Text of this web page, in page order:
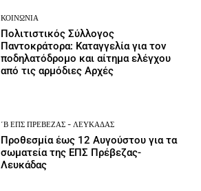
ΚΟΙΝΩΝΙΑ
Πολιτιστικός Σύλλογος
Παντοκράτορα: Καταγγελία για τον
ποδηλατόδρομο και αίτημα ελέγχου
από τις αρμόδιες Αρχές
΄Β ΕΠΣ ΠΡΈΒΕΖΑΣ - ΛΕΥΚΆΔΑΣ
Προθεσμία έως 12 Αυγούστου για τα
σωματεία της ΕΠΣ Πρέβεζας-
Λευκάδας